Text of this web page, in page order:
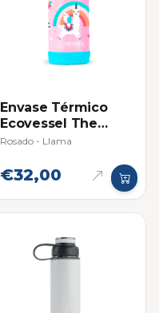
Envase Térmico
Ecovessel The
Frost Kids 355 mL
Rosado - Llama
€32,00